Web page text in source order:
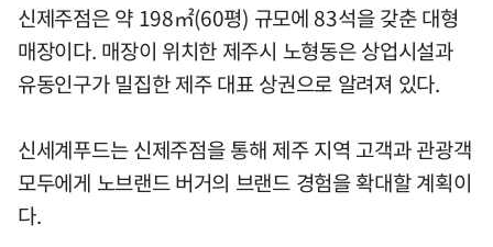
신제주점은 약 198㎡(60평) 규모에 83석을 갖춘 대형
매장이다. 매장이 위치한 제주시 노형동은 상업시설과
유동인구가 밀집한 제주 대표 상권으로 알려져 있다.
신세계푸드는 신제주점을 통해 제주 지역 고객과 관광객
모두에게 노브랜드 버거의 브랜드 경험을 확대할 계획이
다.